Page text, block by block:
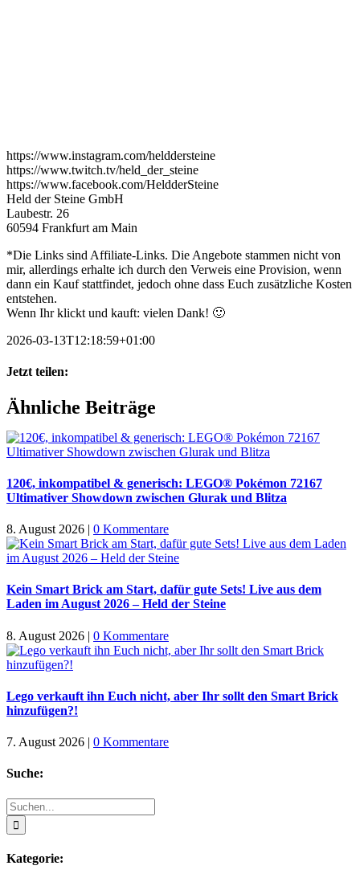
https://www.instagram.com/helddersteine
https://www.twitch.tv/held_der_steine
https://www.facebook.com/HeldderSteine
Held der Steine GmbH
Laubestr. 26
60594 Frankfurt am Main
*Die Links sind Affiliate-Links. Die Angebote stammen nicht von
mir, allerdings erhalte ich durch den Verweis eine Provision, wenn
dann ein Kauf stattfindet, jedoch ohne dass Euch zusätzliche Kosten
entstehen.
Wenn Ihr klickt und kauft: vielen Dank! 🙂
2026-03-13T12:18:59+01:00
Jetzt teilen:
Facebook
X
WhatsApp
Pinterest
E-
Mail
Ähnliche Beiträge
120€, inkompatibel & generisch: LEGO® Pokémon 72167
Ultimativer Showdown zwischen Glurak und Blitza
8. August 2026 | 0 Kommentare
Kein Smart Brick am Start, dafür gute Sets! Live aus dem
Laden im August 2026 – Held der Steine
8. August 2026 | 0 Kommentare
Lego verkauft ihn Euch nicht, aber Ihr sollt den Smart Brick
hinzufügen?!
7. August 2026 | 0 Kommentare
Suche:
Suche
nach:
Kategorie: